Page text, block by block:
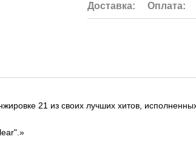
Доставка: Оплата:
21 из своих лучших хитов,